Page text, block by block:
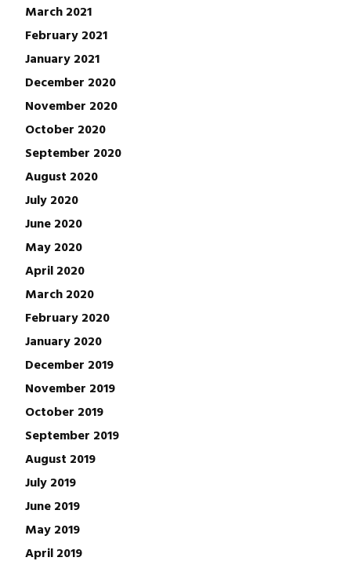
March 2021
February 2021
January 2021
December 2020
November 2020
October 2020
September 2020
August 2020
July 2020
June 2020
May 2020
April 2020
March 2020
February 2020
January 2020
December 2019
November 2019
October 2019
September 2019
August 2019
July 2019
June 2019
May 2019
April 2019